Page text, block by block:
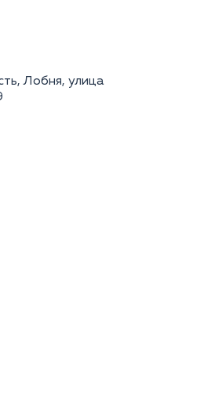
Лобня, улица